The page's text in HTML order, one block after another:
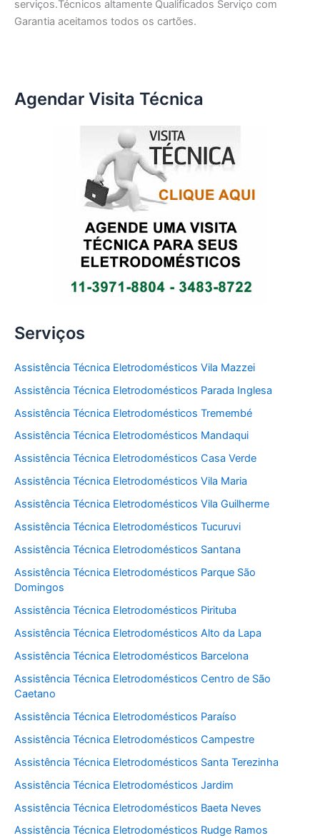
serviços.Técnicos altamente Qualificados Serviço com
Garantia aceitamos todos os cartões.
Agendar Visita Técnica
Serviços
Assistência Técnica Eletrodomésticos Vila Mazzei
Assistência Técnica Eletrodomésticos Parada Inglesa
Assistência Técnica Eletrodomésticos Tremembé
Assistência Técnica Eletrodomésticos Mandaqui
Assistência Técnica Eletrodomésticos Casa Verde
Assistência Técnica Eletrodomésticos Vila Maria
Assistência Técnica Eletrodomésticos Vila Guilherme
Assistência Técnica Eletrodomésticos Tucuruvi
Assistência Técnica Eletrodomésticos Santana
Assistência Técnica Eletrodomésticos Parque São
Domingos
Assistência Técnica Eletrodomésticos Pirituba
Assistência Técnica Eletrodomésticos Alto da Lapa
Assistência Técnica Eletrodomésticos Barcelona
Assistência Técnica Eletrodomésticos Centro de São
Caetano
Assistência Técnica Eletrodomésticos Paraíso
Assistência Técnica Eletrodomésticos Campestre
Assistência Técnica Eletrodomésticos Santa Terezinha
Assistência Técnica Eletrodomésticos Jardim
Assistência Técnica Eletrodomésticos Baeta Neves
Assistência Técnica Eletrodomésticos Rudge Ramos